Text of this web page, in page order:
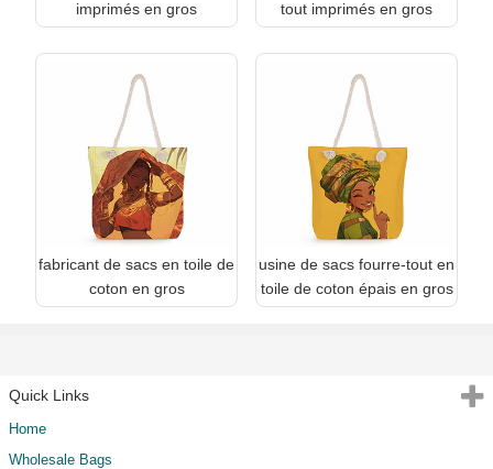
imprimés en gros
tout imprimés en gros
fabricant de sacs en toile de
coton en gros
usine de sacs fourre-tout en
toile de coton épais en gros
Quick Links
Home
Wholesale Bags